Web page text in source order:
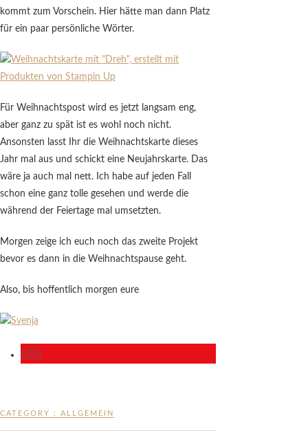
kommt zum Vorschein. Hier hätte man dann Platz
für ein paar persönliche Wörter.
Für Weihnachtspost wird es jetzt langsam eng,
aber ganz zu spät ist es wohl noch nicht.
Ansonsten lasst Ihr die Weihnachtskarte dieses
Jahr mal aus und schickt eine Neujahrskarte. Das
wäre ja auch mal nett. Ich habe auf jeden Fall
schon eine ganz tolle gesehen und werde die
während der Feiertage mal umsetzten.
Morgen zeige ich euch noch das zweite Projekt
bevor es dann in die Weihnachtspause geht.
Also, bis hoffentlich morgen eure
CATEGORY : ALLGEMEIN